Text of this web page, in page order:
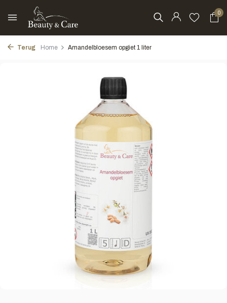
0
Terug Home Amandelbloesem opgiet 1 liter